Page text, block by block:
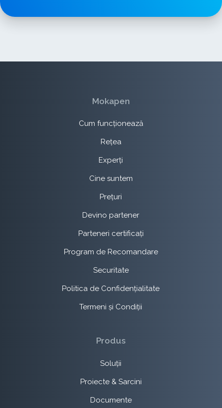
Mokapen
Cum funcționează
Rețea
Experți
Cine suntem
Prețuri
Devino partener
Parteneri certificați
Program de Recomandare
Securitate
Politica de Confidențialitate
Termeni și Condiții
Produs
Soluții
Proiecte & Sarcini
Documente